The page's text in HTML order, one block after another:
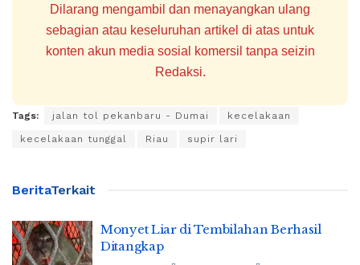
Dilarang mengambil dan menayangkan ulang
sebagian atau keseluruhan artikel di atas untuk
konten akun media sosial komersil tanpa seizin
Redaksi.
Tags: jalan tol pekanbaru - Dumai kecelakaan
kecelakaan tunggal Riau supir lari
BeritaTerkait
Monyet Liar di Tembilahan Berhasil
Ditangkap